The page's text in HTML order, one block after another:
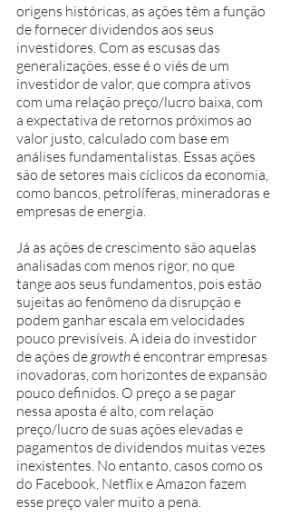
origens históricas, as ações têm a função
de fornecer dividendos aos seus
investidores. Com as escusas das
generalizações, esse é o viés de um
investidor de valor, que compra ativos
com uma relação preço/lucro baixa, com
a expectativa de retornos próximos ao
valor justo, calculado com base em
análises fundamentalistas. Essas ações
são de setores mais cíclicos da economia,
como bancos, petrolíferas, mineradoras e
empresas de energia.
Já as ações de crescimento são aquelas
analisadas com menos rigor, no que
tange aos seus fundamentos, pois estão
sujeitas ao fenômeno da disrupção e
podem ganhar escala em velocidades
pouco previsíveis. A ideia do investidor
de ações de growth é encontrar empresas
inovadoras, com horizontes de expansão
pouco definidos. O preço a se pagar
nessa aposta é alto, com relação
preço/lucro de suas ações elevadas e
pagamentos de dividendos muitas vezes
inexistentes. No entanto, casos como os
do Facebook, Netflix e Amazon fazem
esse preço valer muito a pena.